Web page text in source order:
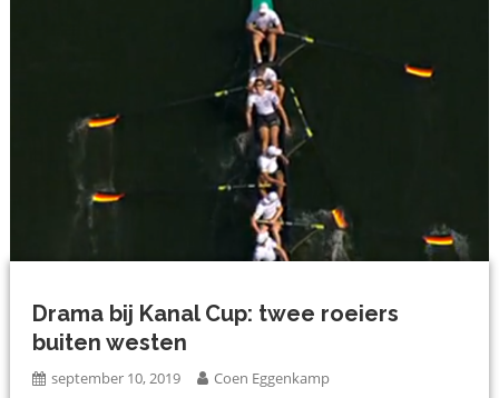
Drama bij Kanal Cup: twee roeiers
buiten westen
september 10, 2019 Coen Eggenkamp